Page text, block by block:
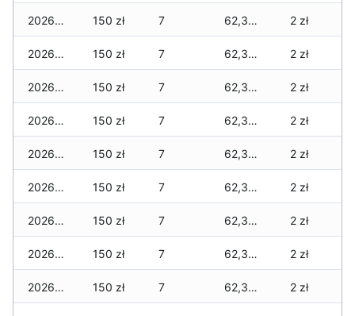
2026-07-29 150 zł 7 62,315 zł 2 zł
2026-07-28 150 zł 7 62,315 zł 2 zł
2026-07-27 150 zł 7 62,315 zł 2 zł
2026-07-26 150 zł 7 62,315 zł 2 zł
2026-07-24 150 zł 7 62,315 zł 2 zł
2026-07-23 150 zł 7 62,305 zł 2 zł
2026-07-22 150 zł 7 62,305 zł 2 zł
2026-07-21 150 zł 7 62,305 zł 2 zł
2026-07-20 150 zł 7 62,305 zł 2 zł